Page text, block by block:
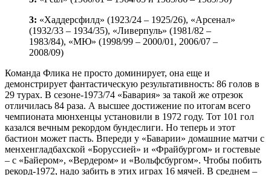
3: «Хаддерсфилд» (1923/24 – 1925/26), «Арсенал»
(1932/33 – 1934/35), «Ливерпуль» (1981/82 –
1983/84), «МЮ» (1998/99 – 2000/01, 2006/07 –
2008/09)
Команда Флика не просто доминирует, она еще и
демонстрирует фантастическую результативность: 86 голов в
29 турах. В сезоне-1973/74 «Бавария» за такой же отрезок
отличилась 84 раза. А высшее достижение по итогам всего
чемпионата мюнхенцы установили в 1972 году. Тот 101 гол
казался вечным рекордом бундеслиги. Но теперь и этот
бастион может пасть. Впереди у «Баварии» домашние матчи с
менхенгладбахской «Боруссией» и «Фрайбургом» и гостевые
– с «Байером», «Вердером» и «Вольфсбургом». Чтобы побить
рекорд-1972, надо забить в этих играх 16 мячей. В среднем –